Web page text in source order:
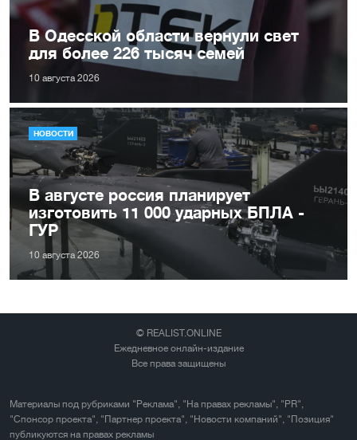
В Одесской области вернули свет
для более 226 тысяч семей
10 августа 2026
НОВОСТИ
В августе россия планирует
изготовить 11 000 ударных БПЛА -
ГУР
10 августа 2026
© REALIST.ONLINE
Ежедневное онлайн-издание
Все права защищены
Материалы под рубриками "Реклама", "На правах рекламы", "PR",
"Спонсор проекта", "Партнер проекта", "Новости компаний", "Позиция"
публикуются на правах рекламы